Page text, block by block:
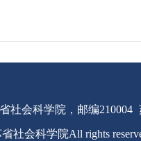
社会科学院，邮编210004
社会科学院All rights